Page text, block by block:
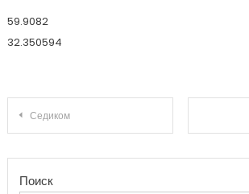
59.9082
32.350594
Навигация по
Седиком
Поиск